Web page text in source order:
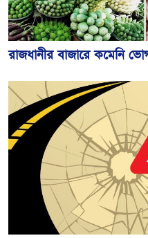
রাজধানীর বাজারে কমেনি